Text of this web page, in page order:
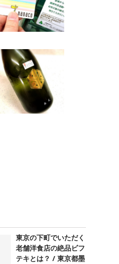
東京の下町でいただく
老舗洋食店の絶品ビフ
テキとは？ / 東京都墨